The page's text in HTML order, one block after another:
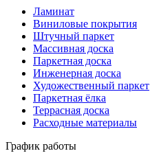
Ламинат
Виниловые покрытия
Штучный паркет
Массивная доска
Паркетная доска
Инженерная доска
Художественный паркет
Паркетная ёлка
Террасная доска
Расходные материалы
График работы